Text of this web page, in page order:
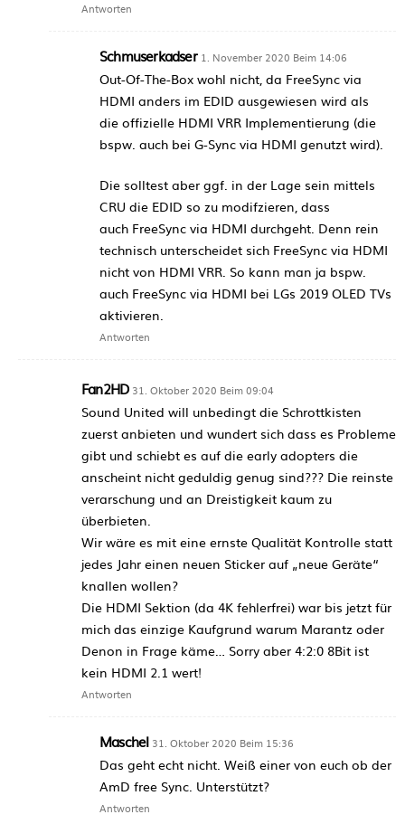
Antworten
Schmuserkadser 1. November 2020 Beim 14:06
Out-Of-The-Box wohl nicht, da FreeSync via
HDMI anders im EDID ausgewiesen wird als
die offizielle HDMI VRR Implementierung (die
bspw. auch bei G-Sync via HDMI genutzt wird).
Die solltest aber ggf. in der Lage sein mittels
CRU die EDID so zu modifzieren, dass
auch FreeSync via HDMI durchgeht. Denn rein
technisch unterscheidet sich FreeSync via HDMI
nicht von HDMI VRR. So kann man ja bspw.
auch FreeSync via HDMI bei LGs 2019 OLED TVs
aktivieren.
Antworten
Fan2HD 31. Oktober 2020 Beim 09:04
Sound United will unbedingt die Schrottkisten
zuerst anbieten und wundert sich dass es Probleme
gibt und schiebt es auf die early adopters die
anscheint nicht geduldig genug sind??? Die reinste
verarschung und an Dreistigkeit kaum zu
überbieten.
Wir wäre es mit eine ernste Qualität Kontrolle statt
jedes Jahr einen neuen Sticker auf „neue Geräte“
knallen wollen?
Die HDMI Sektion (da 4K fehlerfrei) war bis jetzt für
mich das einzige Kaufgrund warum Marantz oder
Denon in Frage käme… Sorry aber 4:2:0 8Bit ist
kein HDMI 2.1 wert!
Antworten
Maschel 31. Oktober 2020 Beim 15:36
Das geht echt nicht. Weiß einer von euch ob der
AmD free Sync. Unterstützt?
Antworten